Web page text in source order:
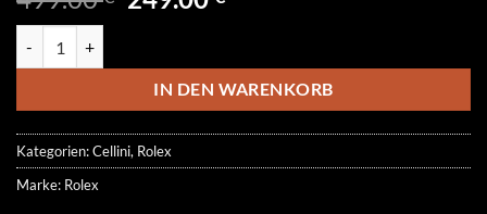
499.00 €249.00 €.
IN DEN WARENKORB
Kategorien:Cellini, Rolex
Marke: Rolex